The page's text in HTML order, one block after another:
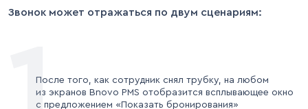
Звонок может отражаться по двум сценариям:
1
После того, как сотрудник снял трубку, на любом
из экранов Bnovo PMS отобразится всплывающее окно
с предложением «Показать бронирования»